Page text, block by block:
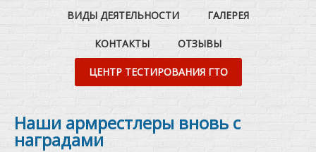
ВИДЫ ДЕЯТЕЛЬНОСТИ ГАЛЕРЕЯ
КОНТАКТЫ ОТЗЫВЫ
ЦЕНТР ТЕСТИРОВАНИЯ ГТО
Наши армрестлеры вновь с
наградами